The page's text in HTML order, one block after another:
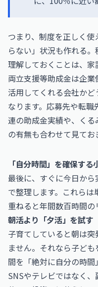
つまり、制度を正しく
らない」状況も作れる
理解しておくことは、家
両立支援等助成金は企
活用してくれる会社か
なります。応募先や転
連の助成金実績や、く
の有無も合わせて見てお
「自分時間」を確保する
最後に、すぐに今日か
で整理します。これら
重ねると年間数百時間の
朝活より「夕活」を試す
子育てしていると朝は
ません。それなら子ど
間を「絶対に自分の時間
SNSやテレビではなく